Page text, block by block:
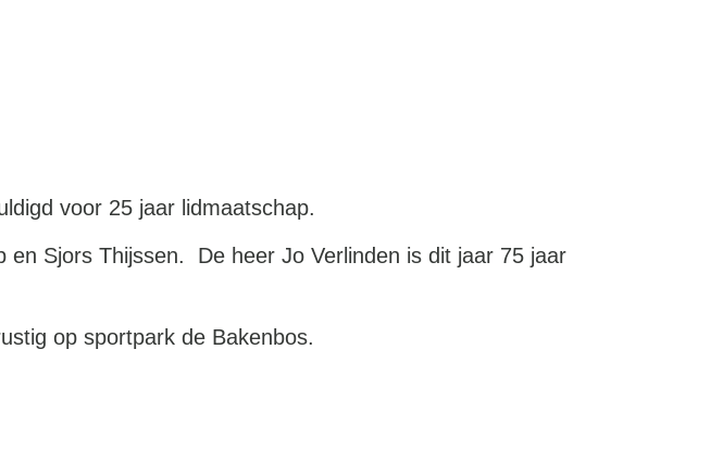
voor 25 jaar lidmaatschap.
Sjors Thijssen. De heer Jo Verlinden is dit jaar 75 jaar
op sportpark de Bakenbos.